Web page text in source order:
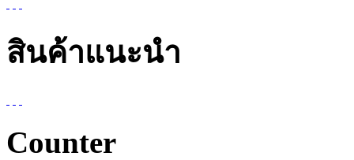
สินค้าแนะนำ
Counter